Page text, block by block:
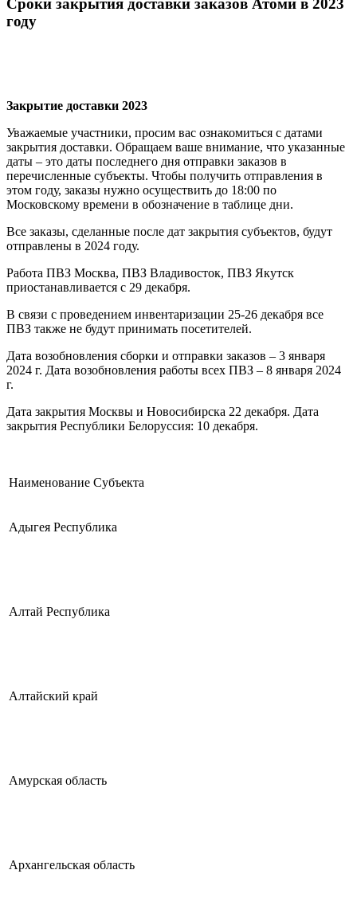
Сроки закрытия доставки заказов Атоми в 2023
году
Закрытие доставки 2023
Уважаемые участники, просим вас ознакомиться с датами
закрытия доставки. Обращаем ваше внимание, что указанные
даты – это даты последнего дня отправки заказов в
перечисленные субъекты. Чтобы получить отправления в
этом году, заказы нужно осуществить до 18:00 по
Московскому времени в обозначение в таблице дни.
Все заказы, сделанные после дат закрытия субъектов, будут
отправлены в 2024 году.
Работа ПВЗ Москва, ПВЗ Владивосток, ПВЗ Якутск
приостанавливается с 29 декабря.
В связи с проведением инвентаризации 25-26 декабря все
ПВЗ также не будут принимать посетителей.
Дата возобновления сборки и отправки заказов – 3 января
2024 г. Дата возобновления работы всех ПВЗ – 8 января 2024
г.
Дата закрытия Москвы и Новосибирска 22 декабря. Дата
закрытия Республики Белоруссия: 10 декабря.
Наименование Субъекта
Адыгея Республика
Алтай Республика
Алтайский край
Амурская область
Архангельская область